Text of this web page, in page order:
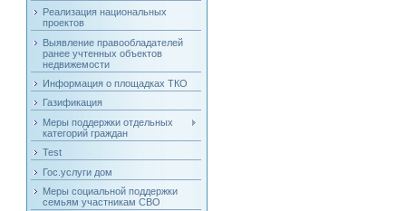
Реализация национальных
проектов
Выявление правообладателей
ранее учтенных объектов
недвижемости
Информация о площадках ТКО
Газификация
Меры поддержки отдельных
категорий граждан
Test
Гос.услуги дом
Меры социальной поддержки
семьям участникам СВО